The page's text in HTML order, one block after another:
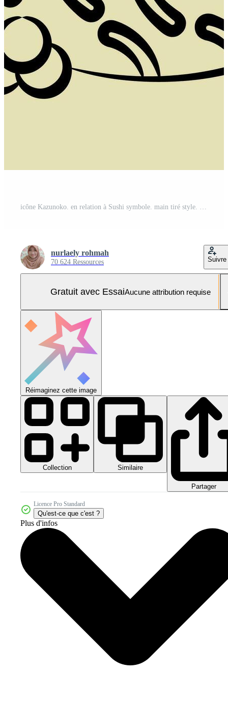
icône Kazunoko. en relation à Sushi symbole. main tiré style. Facile conception modifiable. Facile illustration Vecteur Pro et SVG Pro
nurlaely rohmah
70 624 Ressources Suivre
Gratuit avec EssaiAucune attribution requise
Réimaginez cette image
Collection Similaire
Partager
Licence Pro Standard
Qu'est-ce que c'est ?
Plus d'infos